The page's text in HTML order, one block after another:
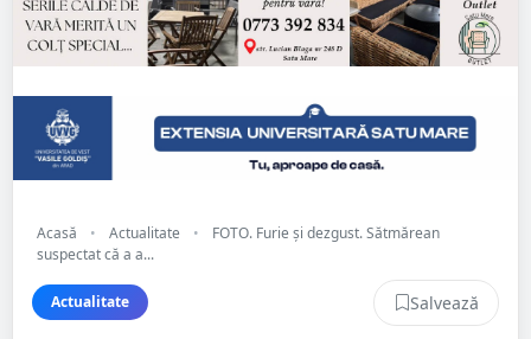
Acasă • Actualitate •
FOTO. Furie și dezgust. Sătmărean
suspectat că a a...
Actualitate Salvează